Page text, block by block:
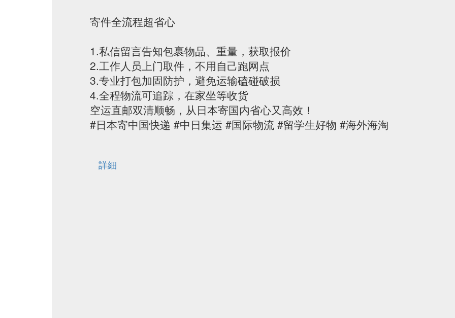
寄件全流程超省心
1.私信留言告知包裹物品、重量，获取报价
2.工作人员上门取件，不用自己跑网点
3.专业打包加固防护，避免运输磕碰破损
4.全程物流可追踪，在家坐等收货
空运直邮双清顺畅，从日本寄国内省心又高效！
#日本寄中国快递 #中日集运 #国际物流 #留学生好物 #海外海淘
詳細